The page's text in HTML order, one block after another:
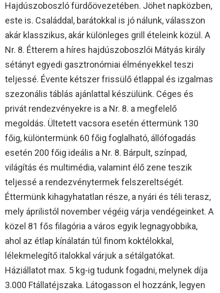
Hajdúszoboszló fürdőövezetében. Jöhet napközben,
este is. Családdal, barátokkal is jó nálunk, válasszon
akár klasszikus, akár különleges grill ételeink közül. A
Nr. 8. Étterem a híres hajdúszoboszlói Mátyás király
sétányt egyedi gasztronómiai élményekkel teszi
teljessé. Évente kétszer frissülő étlappal és izgalmas
szezonális táblás ajánlattal készülünk. Céges és
privát rendezvényekre is a Nr. 8. a megfelelő
megoldás. Ültetett vacsora esetén éttermünk 130
főig, különtermünk 60 főig foglalható, állófogadás
esetén 200 főig ideális a Nr. 8. Bárpult, színpad,
világítás és multimédia, valamint élő zene teszik
teljessé a rendezvénytermek felszereltségét.
Éttermünk kihagyhatatlan része, a nyári és téli terasz,
mely áprilistól november végéig várja vendégeinket. A
közel 81 fős filagória a város egyik legnagyobbika,
ahol az étlap kínálatán túl finom koktélokkal,
lélekmelegítő italokkal várjuk a sétálgatókat.
Háziállatot max. 5 kg-ig tudunk fogadni, melynek díja
3.000 Ftállatéjszaka. Látogasson el hozzánk, legyen